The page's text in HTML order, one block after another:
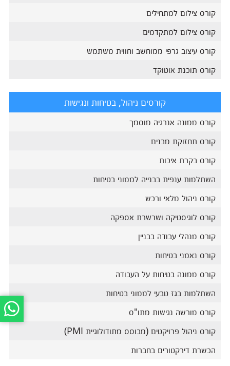
קורס צילום למתחילים
קורס צילום למתקדמים
קורס עיצוב גרפי ממוחשב וחווית משתמש
קורס תוכנת אוטוקד
קורסים ניהול, בטיחות ונגישות
קורס ממונה אנרגיה מוסמך
קורס תחזוקת מבנים
קורס בקרת איכות
השתלמות ענפית בבנייה לממוני בטיחות
קורס ניהול מלאי ורכש
קורס לוגיסטיקה ושרשרת אספקה
קורס מנהלי עבודה בבניין
קורס נאמני בטיחות
קורס ממונה בטיחות על העבודה
השתלמות בגז טבעי לממוני בטיחות
קורס מורשה נגישות מתו"ס
קורס ניהול פרויקטים (מבוסס מתודולוגיית PMI)
הכשרת דירקטורים בחברות